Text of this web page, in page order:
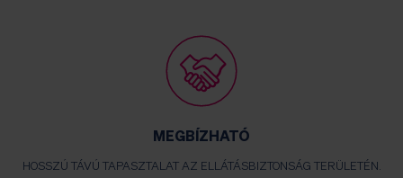
MEGBÍZHATÓ
HOSSZÚ TÁVÚ TAPASZTALAT AZ ELLÁTÁSBIZTONSÁG TERÜLETÉN.